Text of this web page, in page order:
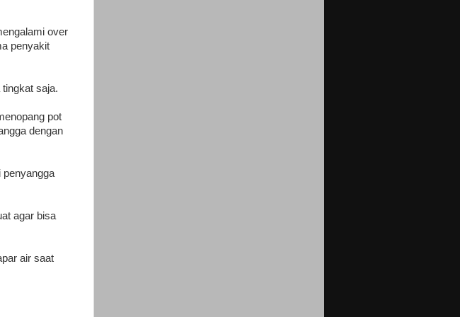
over
penyakit
saja.
pot
dengan
penyangga
agar bisa
air saat